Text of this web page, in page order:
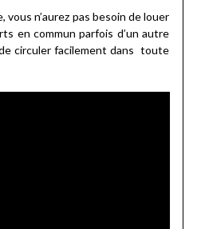
vous n’aurez pas besoin de louer
en commun parfois d’un autre
circuler facilement dans toute